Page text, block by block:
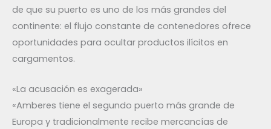
de que su puerto es uno de los más grandes del
continente: el flujo constante de contenedores ofrece
oportunidades para ocultar productos ilícitos en
cargamentos.
«La acusación es exagerada»
«Amberes tiene el segundo puerto más grande de
Europa y tradicionalmente recibe mercancías de